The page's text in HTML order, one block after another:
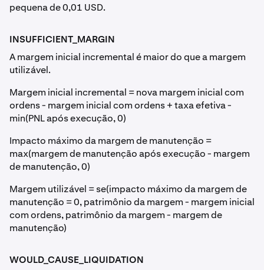
pequena de 0,01 USD.
INSUFFICIENT_MARGIN
A margem inicial incremental é maior do que a margem
utilizável.
Margem inicial incremental = nova margem inicial com
ordens - margem inicial com ordens + taxa efetiva -
min(PNL após execução, 0)
Impacto máximo da margem de manutenção =
max(margem de manutenção após execução - margem
de manutenção, 0)
Margem utilizável = se(impacto máximo da margem de
manutenção = 0, patrimônio da margem - margem inicial
com ordens, patrimônio da margem - margem de
manutenção)
WOULD_CAUSE_LIQUIDATION